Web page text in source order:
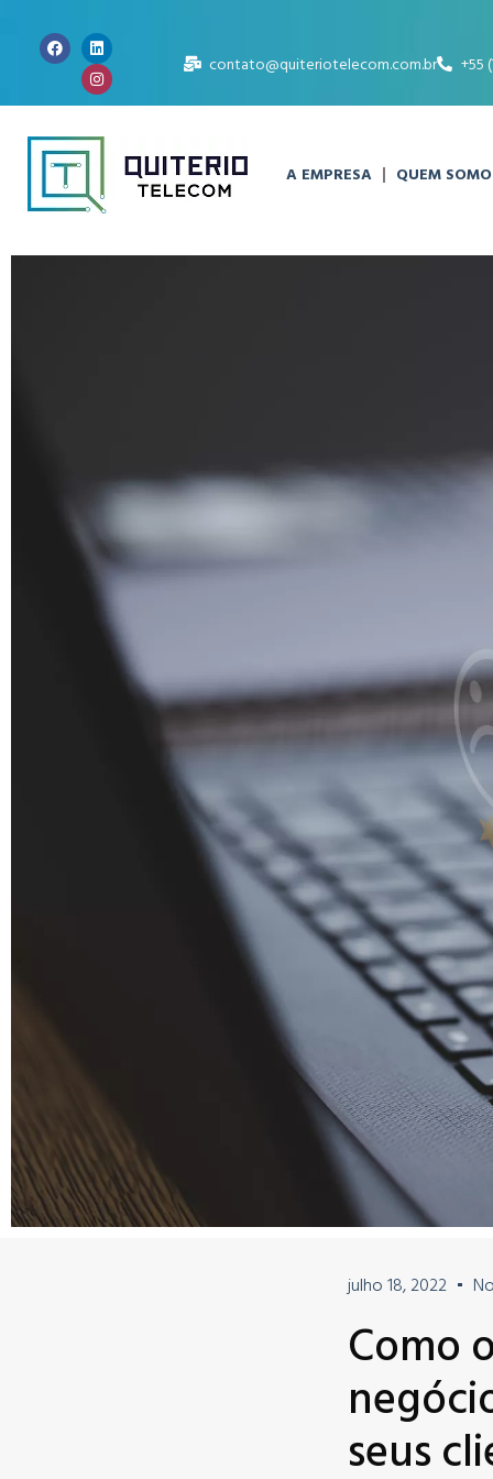
contato@quiteriotelecom.com.br +55
A EMPRESA QUEM
julho 18, 2022
Como
seus